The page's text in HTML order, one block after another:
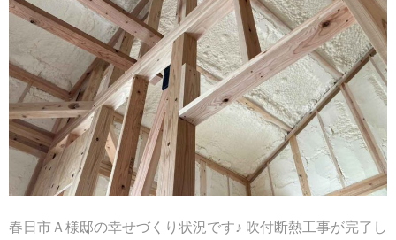
春日市Ａ様邸の幸せづくり状況です♪ 吹付断熱工事が完了し